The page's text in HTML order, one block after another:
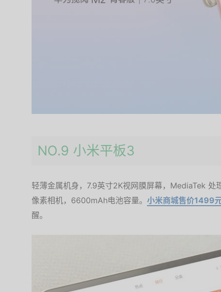
NO.9 小米平板3
轻薄金属机身，7.9英寸2K视网膜屏幕，MediaTek
像素相机，6600mAh电池容量。 小米商城售价1499
醒。